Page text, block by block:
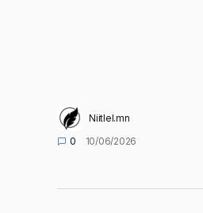
Niitlel.mn
0
10/06/2026